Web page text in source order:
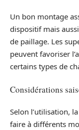
Un bon montage
dispositif mais
de paillage. Les
peuvent favoriser
certains types de
Considérations
Selon l’utilisation,
faire à différents